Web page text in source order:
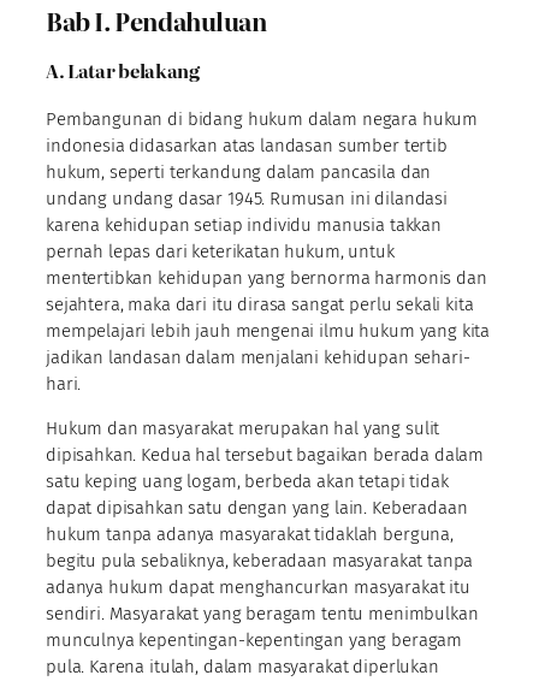
Bab I. Pendahuluan
A. Latar belakang
Pembangunan di bidang hukum dalam negara hukum
indonesia didasarkan atas landasan sumber tertib
hukum, seperti terkandung dalam pancasila dan
undang undang dasar 1945. Rumusan ini dilandasi
karena kehidupan setiap individu manusia takkan
pernah lepas dari keterikatan hukum, untuk
mentertibkan kehidupan yang bernorma harmonis dan
sejahtera, maka dari itu dirasa sangat perlu sekali kita
mempelajari lebih jauh mengenai ilmu hukum yang kita
jadikan landasan dalam menjalani kehidupan sehari-
hari.
Hukum dan masyarakat merupakan hal yang sulit
dipisahkan. Kedua hal tersebut bagaikan berada dalam
satu keping uang logam, berbeda akan tetapi tidak
dapat dipisahkan satu dengan yang lain. Keberadaan
hukum tanpa adanya masyarakat tidaklah berguna,
begitu pula sebaliknya, keberadaan masyarakat tanpa
adanya hukum dapat menghancurkan masyarakat itu
sendiri. Masyarakat yang beragam tentu menimbulkan
munculnya kepentingan-kepentingan yang beragam
pula. Karena itulah, dalam masyarakat diperlukan